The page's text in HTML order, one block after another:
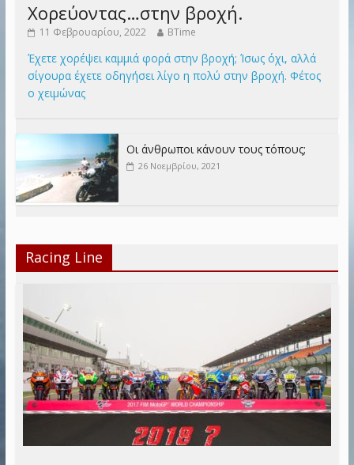
Χορεύοντας…στην βροχή.
11 Φεβρουαρίου, 2022 BTime
Έχετε χορέψει καμμιά φορά στην βροχή; Ίσως όχι, αλλά
σίγουρα έχετε οδηγήσει λίγο η πολύ στην βροχή. Φέτος
ο χειμώνας
Οι άνθρωποι κάνουν τους τόπους;
26 Νοεμβρίου, 2021
Racing Line